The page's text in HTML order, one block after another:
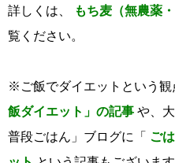
詳しくは、
もち麦（無農薬
覧ください。
※ご飯でダイエットという観
飯ダイエット」の記事 や、
普段ごはん」ブログに「 ご